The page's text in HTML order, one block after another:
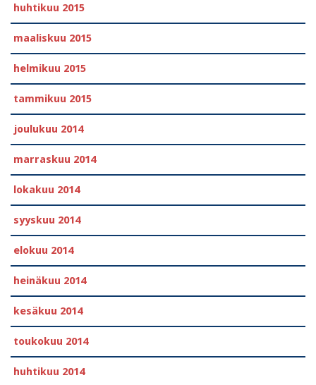
huhtikuu 2015
maaliskuu 2015
helmikuu 2015
tammikuu 2015
joulukuu 2014
marraskuu 2014
lokakuu 2014
syyskuu 2014
elokuu 2014
heinäkuu 2014
kesäkuu 2014
toukokuu 2014
huhtikuu 2014